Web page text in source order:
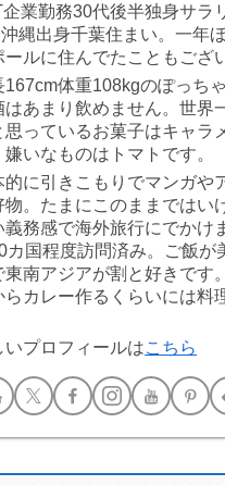
企業勤務30代後半独身サラ
縄出身千葉住まい。一年
ールに住んでたこともござ
167cm体重108kgのぽっちゃ
はあまり飲めません。世界
思っているお菓子はキャラ
嫌いなものはトマトです。
的に引きこもりでマンガや
物。たまにこのままではい
義務感で海外旅行にでかけ
カ国程度訪問済み。ご飯が
東南アジアが割と好きです
らカレー作るくらいには料
いプロフィールはこちら